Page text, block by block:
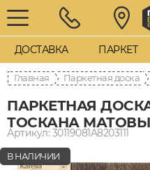
ДОСТАВКА ПАРКЕТ
Главная Паркетная доска
ПАРКЕТНАЯ ДОСКА
ТОСКАНА
Артикул: 30119081A8203111
В НАЛИЧИИ